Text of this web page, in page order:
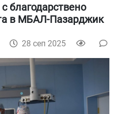
благодарствено
в МБАЛ-Пазарджик
28 сеп 2025